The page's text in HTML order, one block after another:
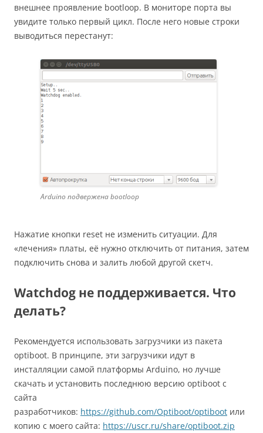
внешнее проявление bootloop. В мониторе порта вы
увидите только первый цикл. После него новые строки
выводиться перестанут:
Arduino подвержена bootloop
Нажатие кнопки reset не изменить ситуации. Для
«лечения» платы, её нужно отключить от питания, затем
подключить снова и залить любой другой скетч.
Watchdog не поддерживается. Что
делать?
Рекомендуется использовать загрузчики из пакета
optiboot. В принципе, эти загрузчики идут в
инсталляции самой платформы Arduino, но лучше
скачать и установить последнюю версию optiboot с
сайта
разработчиков: https://github.com/Optiboot/optiboot или
копию с моего сайта: https://uscr.ru/share/optiboot.zip